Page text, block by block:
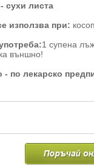
сухи листа
използва при:
1 супена
външно!
по лекарско